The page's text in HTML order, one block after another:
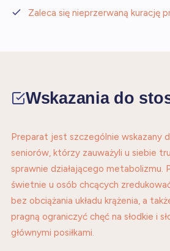
Zaleca się nieprzerwaną kurację
Wskazania do
Preparat jest szczególnie wskazany
seniorów, którzy zauważyli u siebie
sprawnie działającego metabolizmu.
świetnie u osób chcących
bez obciążania układu krążenia, a
pragną ograniczyć chęć na słodkie i
głównymi posiłkami.